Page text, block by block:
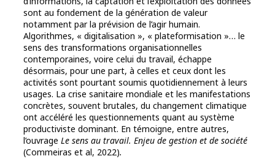
sont au fondement de la génération de valeur
notamment par la prévision de l’agir humain.
Algorithmes, « digitalisation », « plateformisation »… le
sens des transformations organisationnelles
contemporaines, voire celui du travail, échappe
désormais, pour une part, à celles et ceux dont les
activités sont pourtant soumis quotidiennement à leurs
usages. La crise sanitaire mondiale et les manifestations
concrètes, souvent brutales, du changement climatique
ont accéléré les questionnements quant au système
productiviste dominant. En témoigne, entre autres,
l’ouvrage Le sens au travail. Enjeu de gestion et de société
(Commeiras et al, 2022).